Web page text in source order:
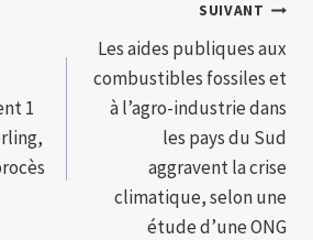
1
SUIVANT
Les aides publiques aux
combustibles fossiles et
à l’agro-industrie dans
les pays du Sud
aggravent la crise
climatique, selon une
étude d’une ONG